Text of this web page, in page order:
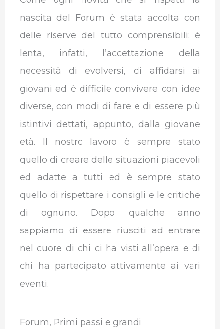
nascita del Forum è stata accolta con
delle riserve del tutto comprensibili: è
lenta, infatti, l’accettazione della
necessità di evolversi, di affidarsi ai
giovani ed è difficile convivere con idee
diverse, con modi di fare e di essere più
istintivi dettati, appunto, dalla giovane
età. Il nostro lavoro è sempre stato
quello di creare delle situazioni piacevoli
ed adatte a tutti ed è sempre stato
quello di rispettare i consigli e le critiche
di ognuno. Dopo qualche anno
sappiamo di essere riusciti ad entrare
nel cuore di chi ci ha visti all’opera e di
chi ha partecipato attivamente ai vari
eventi.
Forum, Primi passi e grandi